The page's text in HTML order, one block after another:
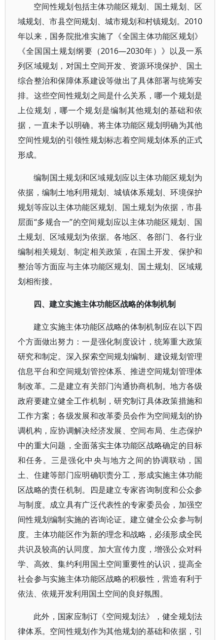
空间性规划包括主体功能区规划、国土规划、区
域规划、市县空间规划、城市规划和村镇规划。2010
年以来，国务院批准实施了《全国主体功能区规划》
《全国国土规划纲要（2016—2030年）》以及一系
列区域规划，对国土空间开发、资源环境保护、国土
综合整治和保障体系建设等做出了具体部署与统筹安
排。这些空间性规划之间是什么关系，哪一个规划是
上位规划，哪一个规划是编制其他规划的基础和依
据，一直未予以明确。将主体功能区规划明确为其他
空间性规划的引领性规划标志着空间规划体系的正式
形成。
编制国土规划和区域规划应以主体功能区规划为
依据，编制土地利用规划、城镇体系规划、环境保护
规划等应以主体功能区规划、国土规划为依据，市县
层面“多规合一”的空间规划应以主体功能区规划、国
土规划、区域规划为依据。各地区、各部门、各行业
编制相关规划、制定相关政策，在国土开发、保护和
整治等方面应与主体功能区规划、国土规划、区域规
划相衔接。
四、建立实施主体功能区战略的体制机制
建立实施主体功能区战略的体制机制应在以下四
个方面做出努力：一是强化制度设计，统筹重大政策
研究和制定。深入探索空间规划编制、建设规划管理
信息平台和空间规划管控体系、推进空间规划管理体
制改革。二是建立有关部门沟通协商机制。地方各级
政府要建立健全工作机制，研究制订具体政策措施和
工作方案；各级发展和改革委员会作为空间规划的协
调机构，应协调解决经济发展、空间布局、生态保护
中的重大问题，全面落实主体功能区战略确定的目标
和任务。三是强化中央与地方之间的协调联动，国
土、住建等部门应明确职责分工，形成实施主体功能
区战略的责任机制。四是建立专家咨询制度和公众参
与制度。成立具有广泛代表性的专家委员会，加强空
间性规划编制实施的咨询论证。建立健全公众参与制
度。主体功能区作为新的理念和战略，必须形成全民
共识及较高的认同度。加大宣传力度，增强公众对科
学、高效、集约利用国土空间重要性的认识，提高全
社会参与实施主体功能区战略的积极性，营造有利于
依法、依规开发利用国土空间的良好氛围。
此外，国家应制订《空间规划法》，健全规划法
律体系。空间性规划作为其他规划的基础和依据，引